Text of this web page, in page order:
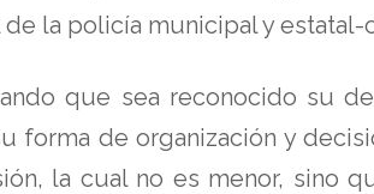
la policía municipal y estatal-
que sea reconocido su
forma de organización y
la cual no es menor, sino